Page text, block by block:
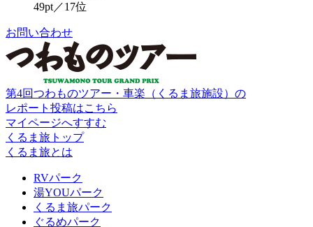
49pt／17位
お問い合わせ
第4回つわものツアー・車楽（くるま旅施設）の
レポート投稿はこちら
マイページへすすむ
くるま旅トップ
くるま旅とは
RVパーク
湯YOUパーク
くるま旅パーク
ぐるめパーク